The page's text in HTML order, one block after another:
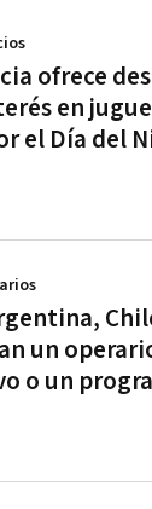
ofrece
en
el Día del
un
o un